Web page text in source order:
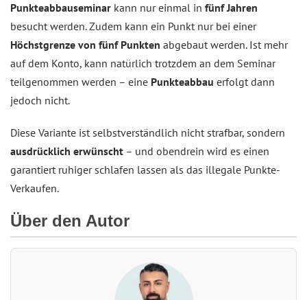
Punkteabbauseminar kann nur einmal in fünf Jahren
besucht werden. Zudem kann ein Punkt nur bei einer
Höchstgrenze von fünf Punkten abgebaut werden. Ist mehr
auf dem Konto, kann natürlich trotzdem an dem Seminar
teilgenommen werden – eine Punkteabbau erfolgt dann
jedoch nicht.
Diese Variante ist selbstverständlich nicht strafbar, sondern
ausdrücklich erwünscht – und obendrein wird es einen
garantiert ruhiger schlafen lassen als das illegale Punkte-
Verkaufen.
Über den Autor